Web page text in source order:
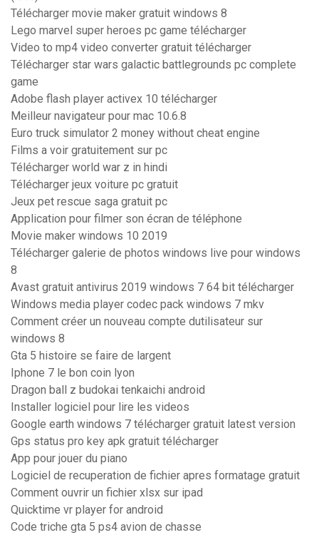
Télécharger movie maker gratuit windows 8
Lego marvel super heroes pc game télécharger
Video to mp4 video converter gratuit télécharger
Télécharger star wars galactic battlegrounds pc complete
game
Adobe flash player activex 10 télécharger
Meilleur navigateur pour mac 10.6.8
Euro truck simulator 2 money without cheat engine
Films a voir gratuitement sur pc
Télécharger world war z in hindi
Télécharger jeux voiture pc gratuit
Jeux pet rescue saga gratuit pc
Application pour filmer son écran de téléphone
Movie maker windows 10 2019
Télécharger galerie de photos windows live pour windows
8
Avast gratuit antivirus 2019 windows 7 64 bit télécharger
Windows media player codec pack windows 7 mkv
Comment créer un nouveau compte dutilisateur sur
windows 8
Gta 5 histoire se faire de largent
Iphone 7 le bon coin lyon
Dragon ball z budokai tenkaichi android
Installer logiciel pour lire les videos
Google earth windows 7 télécharger gratuit latest version
Gps status pro key apk gratuit télécharger
App pour jouer du piano
Logiciel de recuperation de fichier apres formatage gratuit
Comment ouvrir un fichier xlsx sur ipad
Quicktime vr player for android
Code triche gta 5 ps4 avion de chasse